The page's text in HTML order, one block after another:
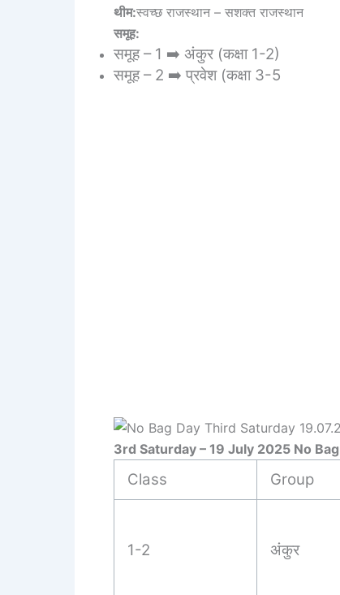
थीम:स्वच्छ राजस्थान – सशक्त राजस्थान
समूह:
समूह – 1 ➡️ अंकुर (कक्षा 1-2)
समूह – 2 ➡️ प्रवेश (कक्षा 3-5
3rd Saturday – 19 July 2025 No
Class Group
1-2 अंकुर